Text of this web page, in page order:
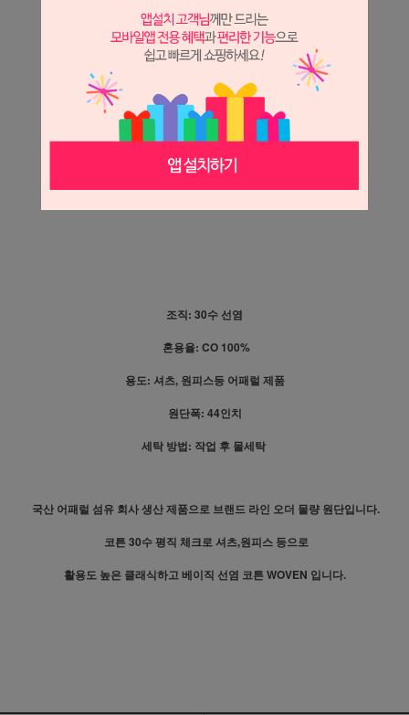
상세 정보를 확대해 보실 수 있습니다.
조직: 30수 선염
혼용율: CO 100%
용도: 셔츠, 원피스등 어패럴 제품
원단폭: 44인치
세탁 방법: 작업 후 물세탁
국산 어패럴 섬유 회사 생산 제품으로 브랜드 라인 오더 물량 원단입니다.
코튼 30수 평직 체크로 셔츠,원피스 등으로
활용도 높은 클래식하고 베이직 선염 코튼 WOVEN 입니다.